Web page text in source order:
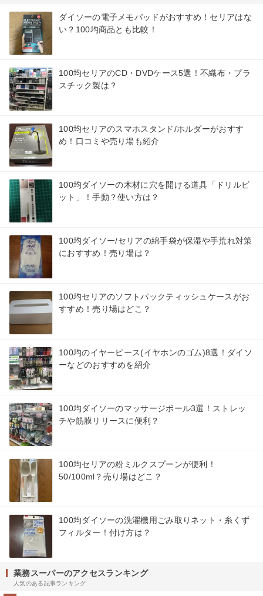
ダイソーの電子メモパッドがおすすめ！セリアはな
い？100均商品とも比較！
100均セリアのCD・DVDケース5選！不織布・プラ
スチック製は？
100均セリアのスマホスタンド/ホルダーがおすす
め！口コミや売り場も紹介
100均ダイソーの木材に穴を開ける道具「ドリルビ
ット」！手動？使い方は？
100均ダイソー/セリアの綿手袋が保湿や手荒れ対策
におすすめ！売り場は？
100均セリアのソフトパックティッシュケースがお
すすめ！売り場はどこ？
100均のイヤーピース(イヤホンのゴム)8選！ダイソ
ーなどのおすすめを紹介
100均ダイソーのマッサージボール3選！ストレッ
チや筋膜リリースに便利？
100均セリアの粉ミルクスプーンが便利！
50/100ml？売り場はどこ？
100均ダイソーの洗濯機用ごみ取りネット・糸くず
フィルター！付け方は？
業務スーパーのアクセスランキング
人気のある記事ランキング